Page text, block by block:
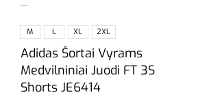
M L XL 2XL
Adidas Šortai Vyrams
Medvilniniai Juodi FT 3S
Shorts JE6414